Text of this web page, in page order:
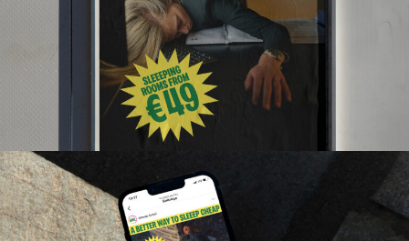
Freche Guerilla-Maßnahmen an Autobahn-Raststationen und
Einkaufsmärkten ermöglichten eine direkte Ansprache der
Zielgruppe. Die begleitende Plakat- und Inserat-Kampagne sorgte
für Aufsehen und eine äußerst positive Auslastung des Hotels.